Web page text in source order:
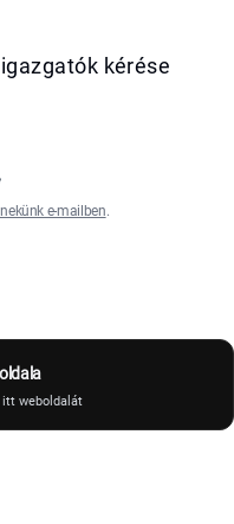
kérése
e-mailben.
itt weboldalát